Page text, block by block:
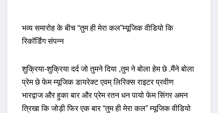
भव्य समारोह के बीच “तुम ही मेरा कल”म्यूजिक वीडियो कि
रिकॉर्डिंग संपन्न
शुक्रिया-शुक्रिया दर्द जो तुमने दिया ,तुम ने बोला हेम छे .मैंने बोला
प्रेम छे फेम म्यूजिक डायरेक्ट एवम् लिरिक्स राइटर प्रवीण
भारद्वाज और हुका बार और प्रेम रतन धन पायो फेम सिंगर अमन
त्रिखा कि जोड़ी फिर एक बार “तुम ही मेरा कल” म्यूजिक वीडियो